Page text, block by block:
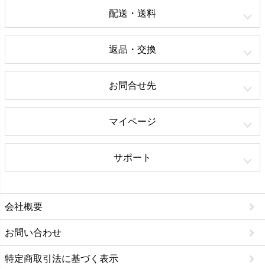
配送・送料
返品・交換
お問合せ先
マイページ
サポート
会社概要
お問い合わせ
特定商取引法に基づく表示